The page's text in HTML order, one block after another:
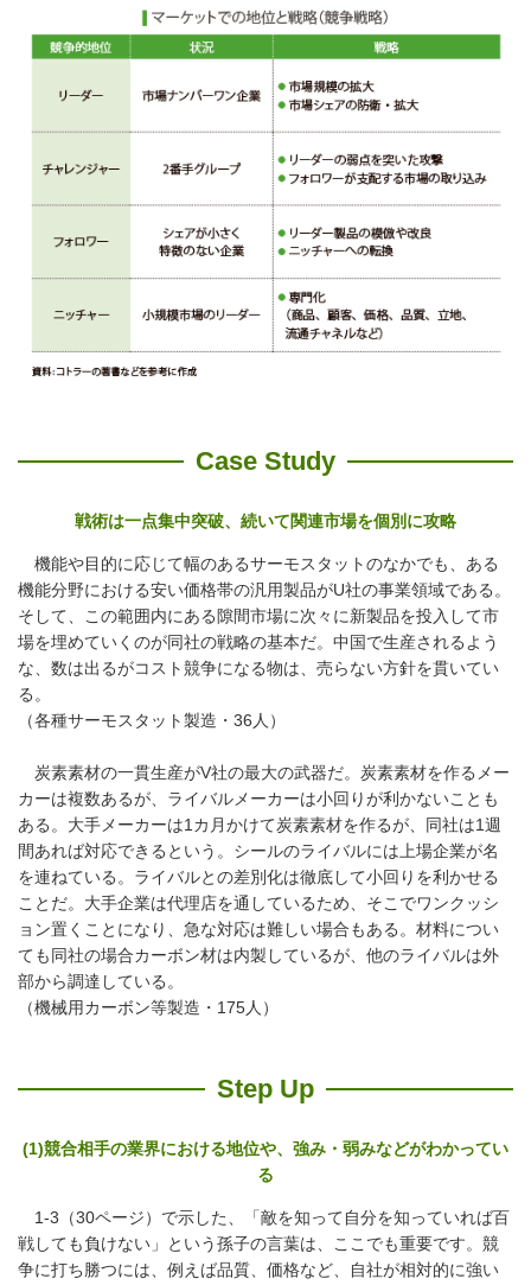
Case Study
戦術は一点集中突破、続いて関連市場を個別に攻略
機能や目的に応じて幅のあるサーモスタットのなかでも、ある
機能分野における安い価格帯の汎用製品がU社の事業領域である。
そして、この範囲内にある隙間市場に次々に新製品を投入して市
場を埋めていくのが同社の戦略の基本だ。中国で生産されるよう
な、数は出るがコスト競争になる物は、売らない方針を貫いてい
る。
（各種サーモスタット製造・36人）
炭素素材の一貫生産がV社の最大の武器だ。炭素素材を作るメー
カーは複数あるが、ライバルメーカーは小回りが利かないことも
ある。大手メーカーは1カ月かけて炭素素材を作るが、同社は1週
間あれば対応できるという。シールのライバルには上場企業が名
を連ねている。ライバルとの差別化は徹底して小回りを利かせる
ことだ。大手企業は代理店を通しているため、そこでワンクッシ
ョン置くことになり、急な対応は難しい場合もある。材料につい
ても同社の場合カーボン材は内製しているが、他のライバルは外
部から調達している。
（機械用カーボン等製造・175人）
Step Up
(1)競合相手の業界における地位や、強み・弱みなどがわかってい
る
1-3（30ページ）で示した、「敵を知って自分を知っていれば百
戦しても負けない」という孫子の言葉は、ここでも重要です。競
争に打ち勝つには、例えば品質、価格など、自社が相対的に強い